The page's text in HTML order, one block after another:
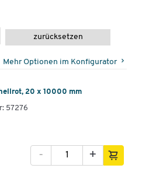
zurücksetzen
Mehr Optionen im Konfigurator
20 x 10000 mm
57276
+
-